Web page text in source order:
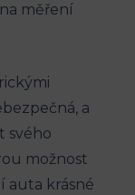
měření
a
svého
možnost
auta krásné